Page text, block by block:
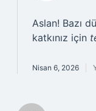
Aslan! Bazı
katkınız için
Nisan 6, 2026